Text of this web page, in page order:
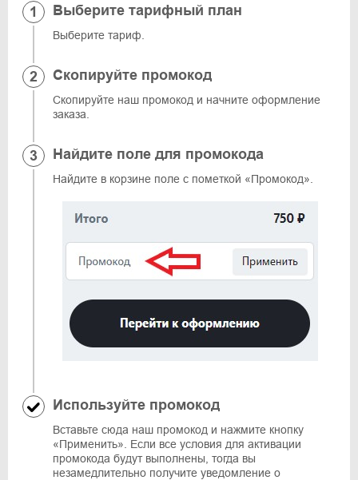
Выберите тарифный план
Выберите тариф.
Скопируйте промокод
Скопируйте наш промокод и начните оформление
заказа.
Найдите поле для промокода
Найдите в корзине поле с пометкой «Промокод».
Используйте промокод
Вставьте сюда наш промокод и нажмите кнопку
«Применить». Если все условия для активации
промокода будут выполнены, тогда вы
незамедлительно получите уведомление о